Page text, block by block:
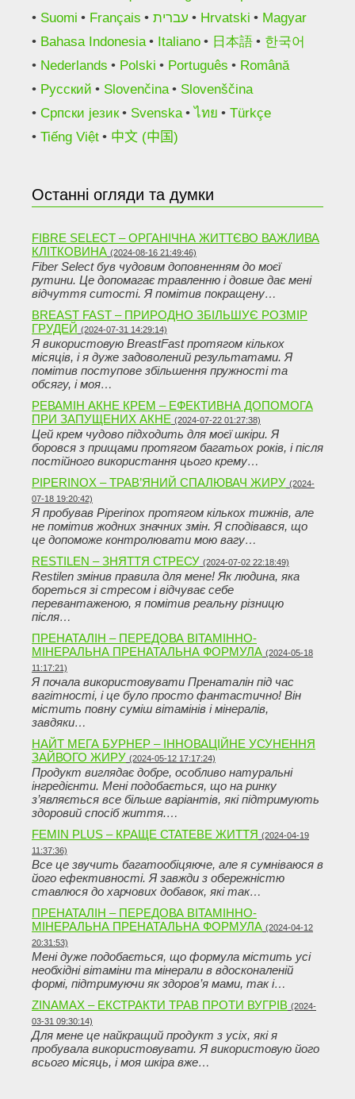
Suomi
Français עברית Hrvatski
Magyar
Bahasa Indonesia
Italiano 日本語
한국어
Nederlands
Polski Português
Română
Русский
Slovenčina
Slovenščina
Српски језик
Svenska ไทย
Türkçe
Tiếng Việt
中文 (中国)
Останні огляди та думки
FIBRE SELECT – ОРГАНІЧНА ЖИТТЄВО ВАЖЛИВА
КЛІТКОВИНА (2024-08-16 21:49:46)
Fiber Select був чудовим доповненням до моєї
рутини. Це допомагає травленню і довше дає мені
відчуття ситості. Я помітив покращену…
BREAST FAST – ПРИРОДНО ЗБІЛЬШУЄ РОЗМІР
ГРУДЕЙ (2024-07-31 14:29:14)
Я використовую BreastFast протягом кількох
місяців, і я дуже задоволений результатами. Я
помітив поступове збільшення пружності та
обсягу, і моя…
РЕВАМІН АКНЕ КРЕМ – ЕФЕКТИВНА ДОПОМОГА
ПРИ ЗАПУЩЕНИХ АКНЕ (2024-07-22 01:27:38)
Цей крем чудово підходить для моєї шкіри. Я
боровся з прищами протягом багатьох років, і після
постійного використання цього крему…
PIPERINOX – ТРАВ’ЯНИЙ СПАЛЮВАЧ ЖИРУ (2024-
07-18 19:20:42)
Я пробував Piperinox протягом кількох тижнів, але
не помітив жодних значних змін. Я сподівався, що
це допоможе контролювати мою вагу…
RESTILEN – ЗНЯТТЯ СТРЕСУ (2024-07-02 22:18:49)
Restilen змінив правила для мене! Як людина, яка
бореться зі стресом і відчуває себе
перевантаженою, я помітив реальну різницю
після…
ПРЕНАТАЛІН – ПЕРЕДОВА ВІТАМІННО-
МІНЕРАЛЬНА ПРЕНАТАЛЬНА ФОРМУЛА (2024-05-18
11:17:21)
Я почала використовувати Пренаталін під час
вагітності, і це було просто фантастично! Він
містить повну суміш вітамінів і мінералів,
завдяки…
НАЙТ МЕГА БУРНЕР – ІННОВАЦІЙНЕ УСУНЕННЯ
ЗАЙВОГО ЖИРУ (2024-05-12 17:17:24)
Продукт виглядає добре, особливо натуральні
інгредієнти. Мені подобається, що на ринку
з’являється все більше варіантів, які підтримують
здоровий спосіб життя.…
FEMIN PLUS – КРАЩЕ СТАТЕВЕ ЖИТТЯ (2024-04-19
11:37:36)
Все це звучить багатообіцяюче, але я сумніваюся в
його ефективності. Я завжди з обережністю
ставлюся до харчових добавок, які так…
ПРЕНАТАЛІН – ПЕРЕДОВА ВІТАМІННО-
МІНЕРАЛЬНА ПРЕНАТАЛЬНА ФОРМУЛА (2024-04-12
20:31:53)
Мені дуже подобається, що формула містить усі
необхідні вітаміни та мінерали в вдосконаленій
формі, підтримуючи як здоров’я мами, так і…
ZINAMAX – ЕКСТРАКТИ ТРАВ ПРОТИ ВУГРІВ (2024-
03-31 09:30:14)
Для мене це найкращий продукт з усіх, які я
пробувала використовувати. Я використовую його
всього місяць, і моя шкіра вже…